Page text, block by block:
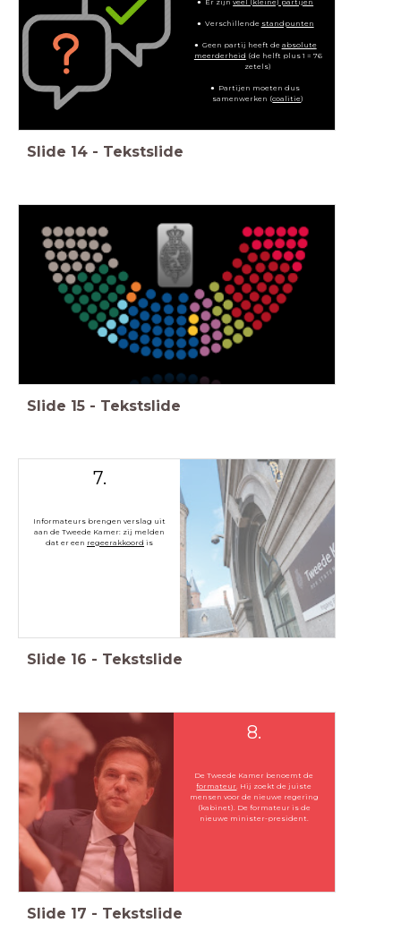
Er zijnveel (kleine) partijen
Verschillende standpunten
Geen partij heeft de absolute
meerderheid (de helft plus 1 = 76
zetels)
Partijen moeten dus
samenwerken (coalitie)
Slide 14 - Tekstslide
Slide 15 - Tekstslide
7.
Informateurs brengen verslag uit
aan de Tweede Kamer: zij melden
dat er een regeerakkoord is
Slide 16 - Tekstslide
8.
De Tweede Kamer benoemt de
formateur . Hij zoekt de juiste
mensen voor de nieuwe regering
(kabinet). De formateur is de
nieuwe minister-president.
Slide 17 - Tekstslide